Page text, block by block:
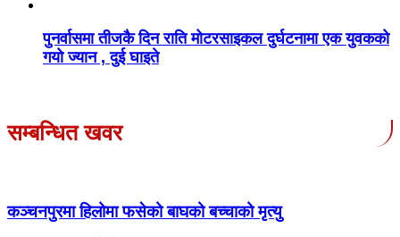
पुनर्वासमा तीजकै दिन राति मोटरसाइकल दुर्घटनामा एक युवकको
गयो ज्यान , दुई घाइते
सम्बन्धित खवर
कञ्चनपुरमा हिलोमा फसेको बाघको बच्चाको मृत्यु